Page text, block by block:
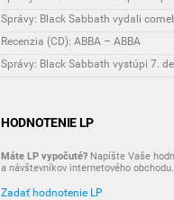
Správy: Black Sabbath vydali
Recenzia (CD): ABBA – ABBA
Správy: Black Sabbath vystúpi 7.
HODNOTENIE LP
Máte LP vypočuté? Napíšte Vaše
a návštevníkov internetového obchodu.
Zadať hodnotenie LP